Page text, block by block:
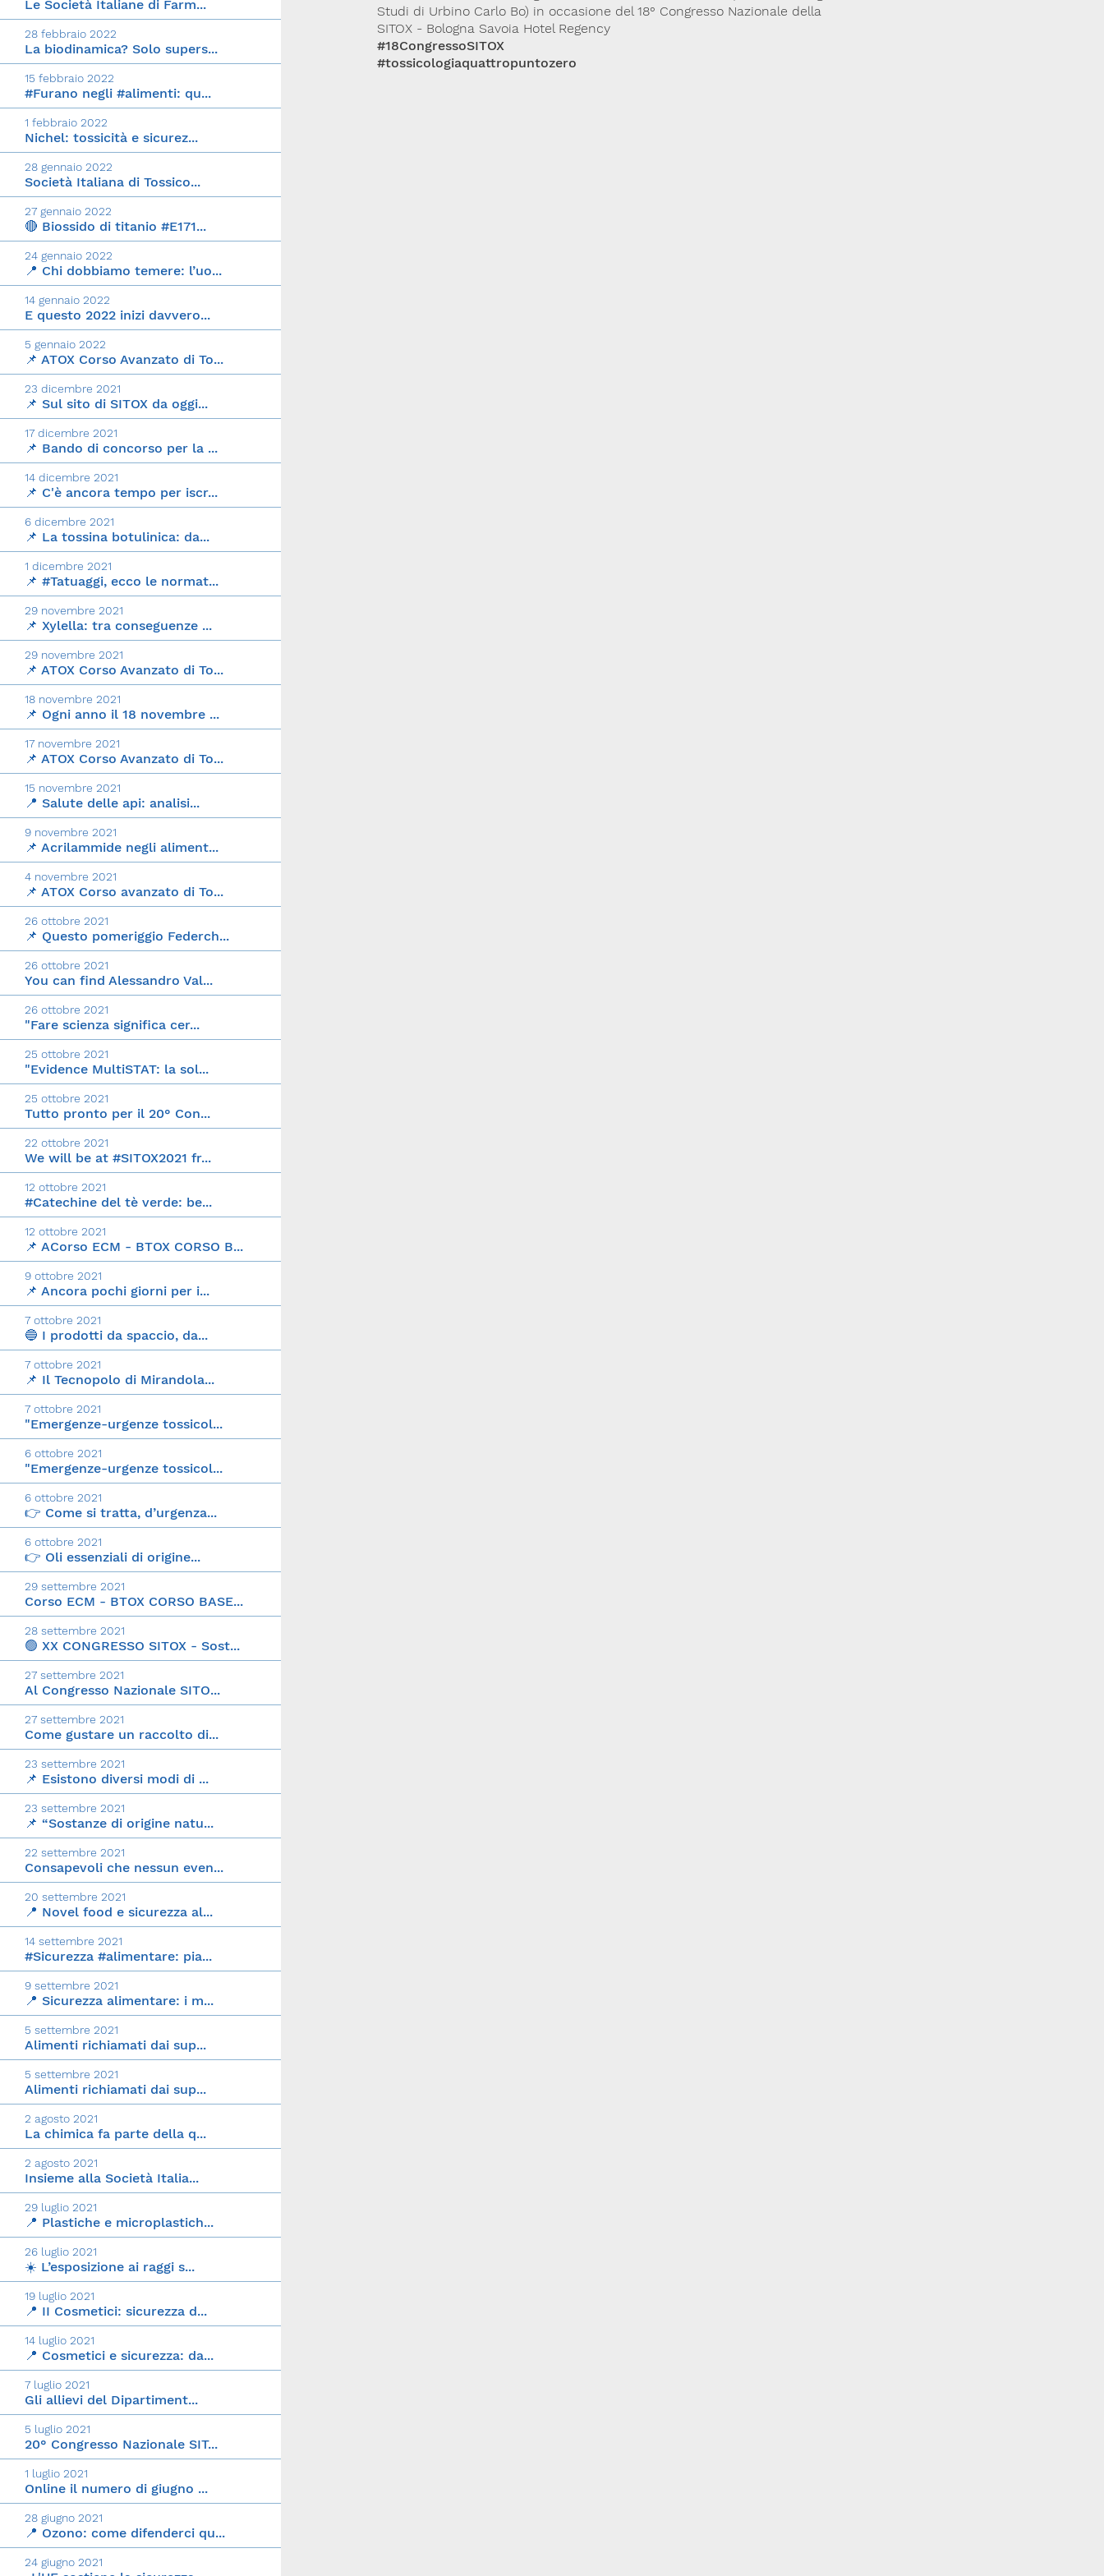
Le Società Italiane di Farm...
28 febbraio 2022
La biodinamica? Solo supers...
15 febbraio 2022
#Furano negli #alimenti: qu...
1 febbraio 2022
Nichel: tossicità e sicurez...
28 gennaio 2022
Società Italiana di Tossico...
27 gennaio 2022
🔴 Biossido di titanio #E171...
24 gennaio 2022
📍 Chi dobbiamo temere: l’uo...
14 gennaio 2022
E questo 2022 inizi davvero...
5 gennaio 2022
📌 ATOX Corso Avanzato di To...
23 dicembre 2021
📌 Sul sito di SITOX da oggi...
17 dicembre 2021
📌 Bando di concorso per la ...
14 dicembre 2021
📌 C'è ancora tempo per iscr...
6 dicembre 2021
📌 La tossina botulinica: da...
1 dicembre 2021
📌 #Tatuaggi, ecco le normat...
29 novembre 2021
📌 Xylella: tra conseguenze ...
29 novembre 2021
📌 ATOX Corso Avanzato di To...
18 novembre 2021
📌 Ogni anno il 18 novembre ...
17 novembre 2021
📌 ATOX Corso Avanzato di To...
15 novembre 2021
📍 Salute delle api: analisi...
9 novembre 2021
📌 Acrilammide negli aliment...
4 novembre 2021
📌 ATOX Corso avanzato di To...
26 ottobre 2021
📌 Questo pomeriggio Federch...
26 ottobre 2021
You can find Alessandro Val...
26 ottobre 2021
"Fare scienza significa cer...
25 ottobre 2021
"Evidence MultiSTAT: la sol...
25 ottobre 2021
Tutto pronto per il 20° Con...
22 ottobre 2021
We will be at #SITOX2021 fr...
12 ottobre 2021
#Catechine del tè verde: be...
12 ottobre 2021
📌 ACorso ECM - BTOX CORSO B...
9 ottobre 2021
📌 Ancora pochi giorni per i...
7 ottobre 2021
🔵 I prodotti da spaccio, da...
7 ottobre 2021
📌 Il Tecnopolo di Mirandola...
7 ottobre 2021
"Emergenze-urgenze tossicol...
6 ottobre 2021
"Emergenze-urgenze tossicol...
6 ottobre 2021
👉 Come si tratta, d’urgenza...
6 ottobre 2021
👉 Oli essenziali di origine...
29 settembre 2021
Corso ECM - BTOX CORSO BASE...
28 settembre 2021
🟢 XX CONGRESSO SITOX - Sost...
27 settembre 2021
Al Congresso Nazionale SITO...
27 settembre 2021
Come gustare un raccolto di...
23 settembre 2021
📌 Esistono diversi modi di ...
23 settembre 2021
📌 “Sostanze di origine natu...
22 settembre 2021
Consapevoli che nessun even...
20 settembre 2021
📍 Novel food e sicurezza al...
14 settembre 2021
#Sicurezza #alimentare: pia...
9 settembre 2021
📍 Sicurezza alimentare: i m...
5 settembre 2021
Alimenti richiamati dai sup...
5 settembre 2021
Alimenti richiamati dai sup...
2 agosto 2021
La chimica fa parte della q...
2 agosto 2021
Insieme alla Società Italia...
29 luglio 2021
📍 Plastiche e microplastich...
26 luglio 2021
☀️ L’esposizione ai raggi s...
19 luglio 2021
📍 II Cosmetici: sicurezza d...
14 luglio 2021
📍 Cosmetici e sicurezza: da...
7 luglio 2021
Gli allievi del Dipartiment...
5 luglio 2021
20° Congresso Nazionale SIT...
1 luglio 2021
Online il numero di giugno ...
28 giugno 2021
📍 Ozono: come difenderci qu...
24 giugno 2021
Studi di Urbino Carlo Bo) in occasione del 18° Congresso Nazionale della
SITOX - Bologna Savoia Hotel Regency
#18CongressoSITOX
#tossicologiaquattropuntozero